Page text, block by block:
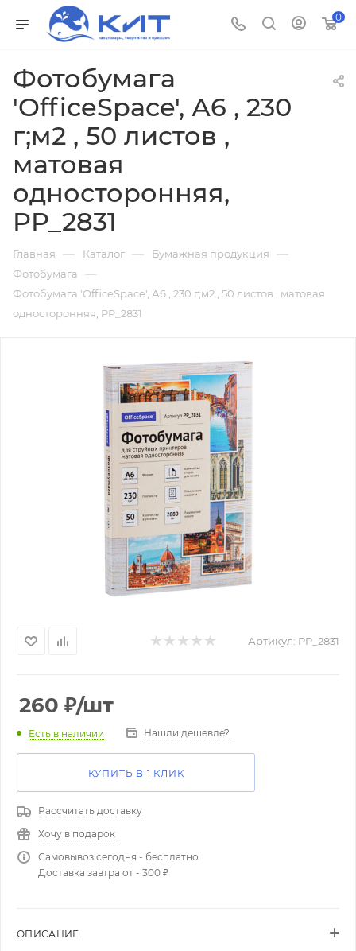
0
Фотобумага
'OfficeSpace', А6 , 230
г;м2 , 50 листов ,
матовая
односторонняя,
PP_2831
Главная — Каталог — Бумажная продукция —
Фотобумага —
Фотобумага 'OfficeSpace', А6 , 230 г;м2 , 50 листов , матовая
односторонняя, PP_2831
Артикул: PP_2831
260 ₽/шт
Есть в наличии Нашли дешевле?
КУПИТЬ В 1 КЛИК
Рассчитать доставку
Хочу в подарок
Самовывоз сегодня - бесплатно
Доставка завтра от - 300 ₽
ОПИСАНИЕ